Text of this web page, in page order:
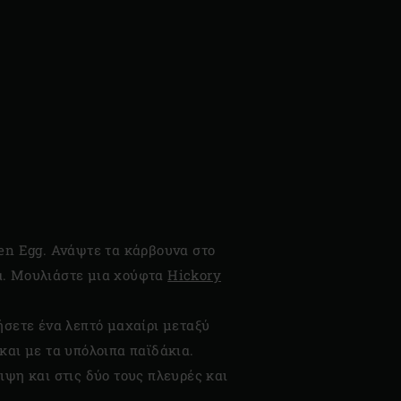
Egg. Ανάψτε τα κάρβουνα στο
Μουλιάστε μια χούφτα Hickory
ένα λεπτό μαχαίρι μεταξύ
με τα υπόλοιπα παϊδάκια.
και στις δύο τους πλευρές και